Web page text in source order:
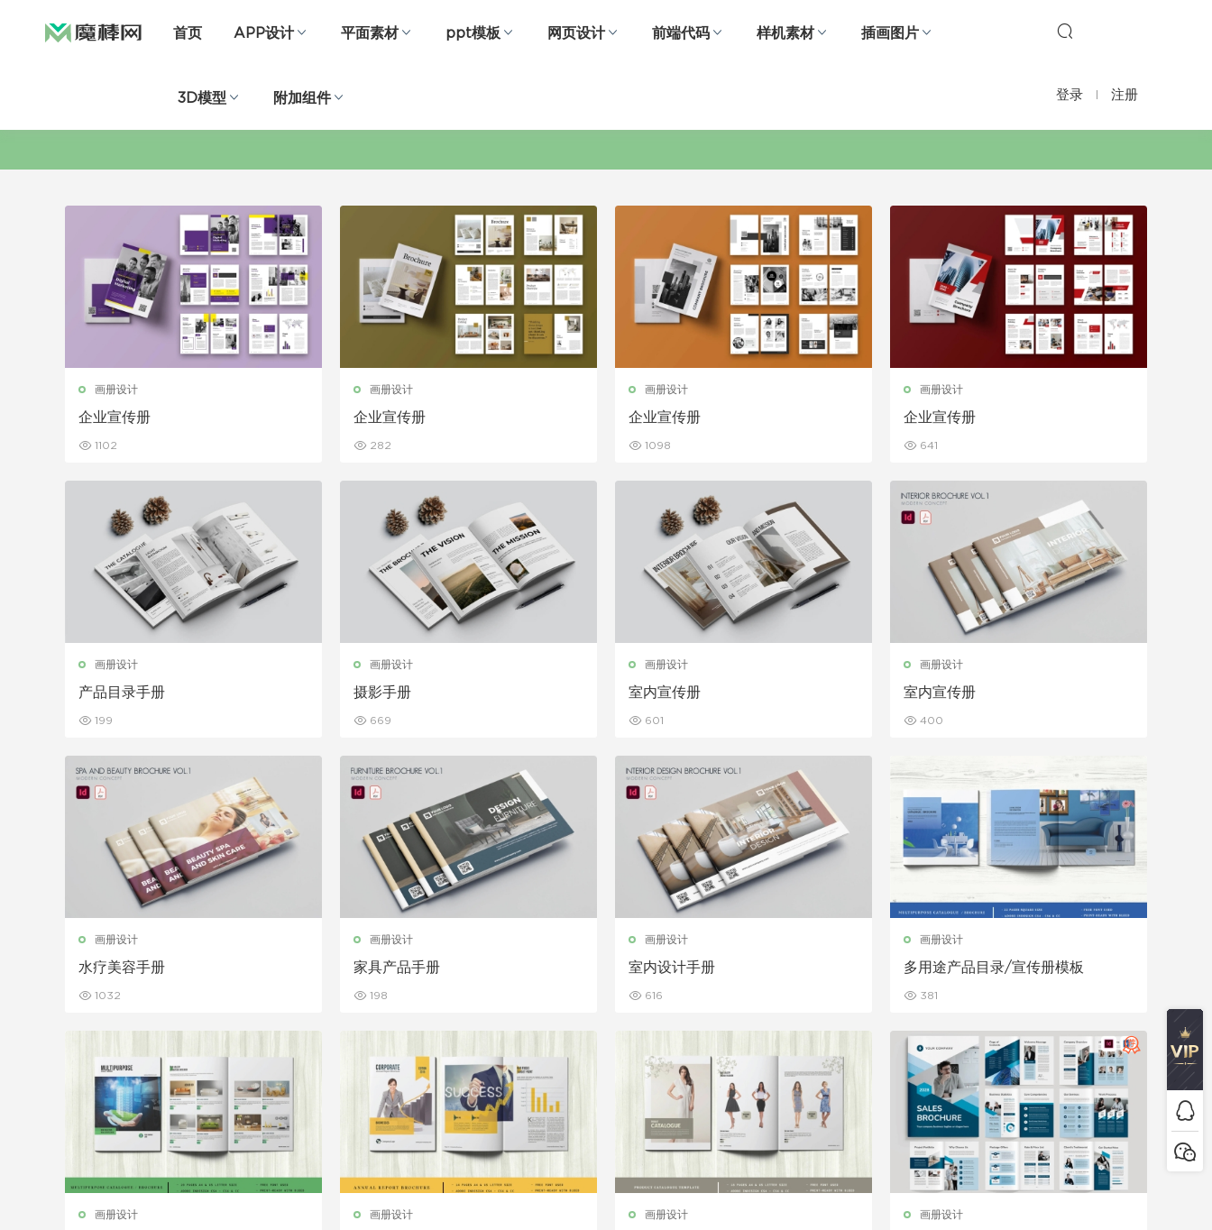
首页 APP设计 平面素材 ppt模板 网页设计 前端代码 样机素材 插画图片
3D模型 附加组件 登录 注册
画册设计
企业宣传册
1102
画册设计
企业宣传册
282
画册设计
企业宣传册
1098
画册设计
企业宣传册
641
画册设计
产品目录手册
199
画册设计
摄影手册
669
画册设计
室内宣传册
601
画册设计
室内宣传册
400
画册设计
水疗美容手册
1032
画册设计
家具产品手册
198
画册设计
室内设计手册
616
画册设计
多用途产品目录/宣传册模板
381
画册设计 画册设计 画册设计 画册设计